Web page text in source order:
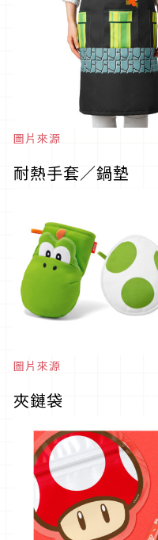
圖片來源
耐熱手套／鍋墊
圖片來源
夾鏈袋